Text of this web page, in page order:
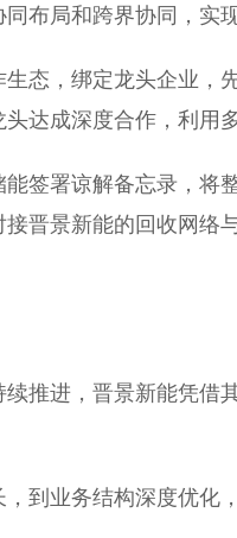
布局和跨界协同，实
态，绑定龙头企业，
达成深度合作，利用
签署谅解备忘录，将
晋景新能的回收网络
推进，晋景新能凭借
到业务结构深度优化